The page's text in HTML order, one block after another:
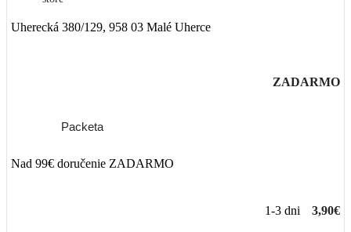
Uherecká 380/129, 958 03 Malé Uherce
ZADARMO
Packeta
Nad 99€ doručenie ZADARMO
1-3 dni 3,90€